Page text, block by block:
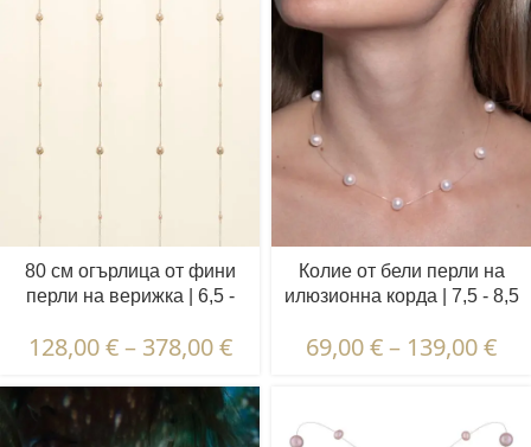
80 см огърлица от фини
перли на верижка | 6,5 -
кръгли + овални перли | 5
128,00€ – 378,00€
Колие от бели перли на
илюзионна корда | 7,5 - 8,5
69,00€– 139,00€